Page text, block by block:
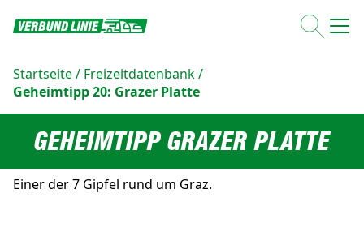
Startseite/ Freizeitdatenbank/
Geheimtipp 20: Grazer Platte
GEHEIMTIPP GRAZER PLATTE
Einer der 7 Gipfel rund um Graz.